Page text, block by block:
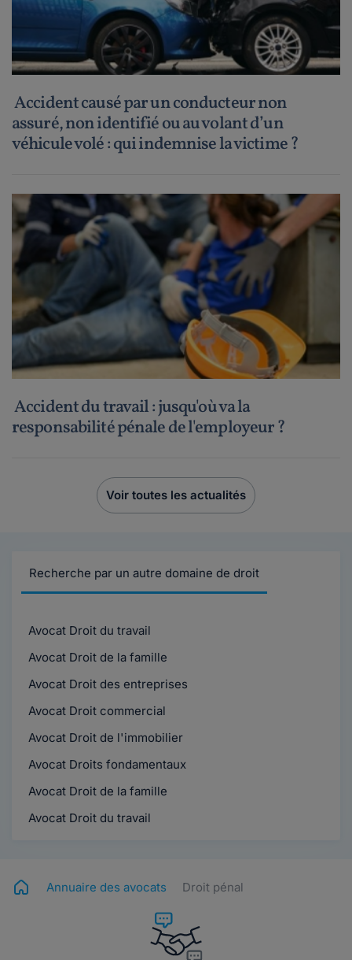
Accident causé par un conducteur non
assuré, non identifié ou au volant d’un
véhicule volé : qui indemnise la victime ?
Accident du travail : jusqu'où va la
responsabilité pénale de l'employeur ?
Voir toutes les actualités
Recherche par un autre domaine de droit
Avocat Droit du travail
Avocat Droit de la famille
Avocat Droit des entreprises
Avocat Droit commercial
Avocat Droit de l'immobilier
Avocat Droits fondamentaux
Avocat Droit de la famille
Avocat Droit du travail
Annuaire des avocats Droit pénal